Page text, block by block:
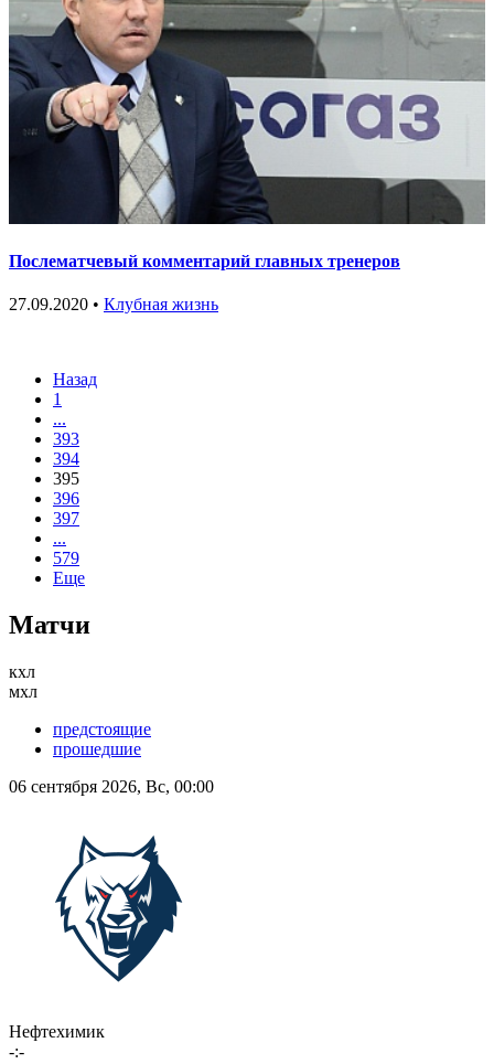
Послематчевый комментарий главных тренеров
27.09.2020 • Клубная жизнь
Назад
1
...
393
394
395
396
397
...
579
Еще
Матчи
кхл
мхл
предстоящие
прошедшие
06 сентября 2026, Вс, 00:00
Нефтехимик
-:-